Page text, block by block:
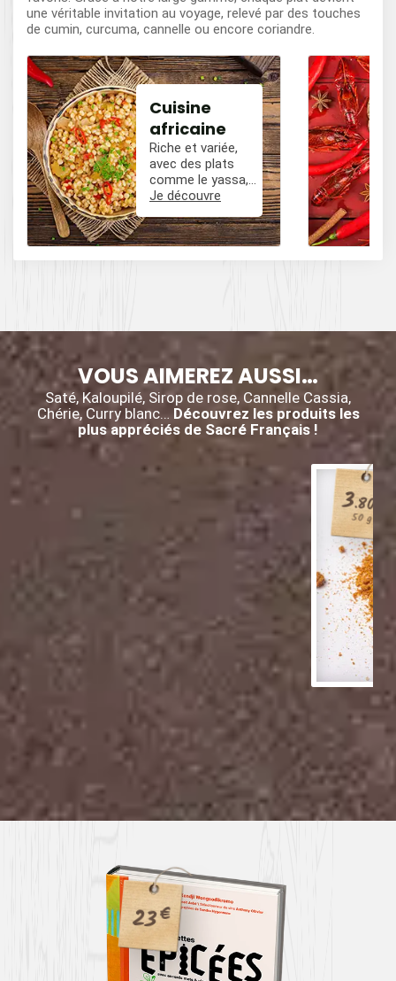
une véritable invitation au voyage, relevé par des touches
de cumin, curcuma, cannelle ou encore coriandre.
Cuisine
africaine
Riche et variée,
avec des plats
comme le yassa,
le poulet mafé, et
épicées avec du
poivre, du cumin,
et des piments.
Je découvre
VOUS AIMEREZ AUSSI…
Saté, Kaloupilé, Sirop de rose, Cannelle Cassia,
Chérie, Curry blanc… Découvrez les produits les
plus appréciés de Sacré Français !
3.80
50 g
23€